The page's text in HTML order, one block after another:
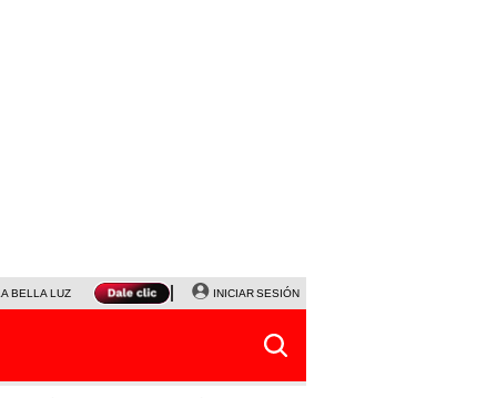
BELLA LUZ MAGALY MEDINA SINUANO RESULTADOS HOY
INICIAR SESIÓN